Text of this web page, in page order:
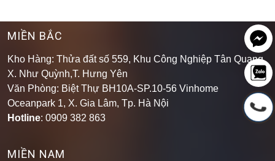
MIỀN BẮC
Kho Hàng: Thửa đất số 559, Khu Công Nghiệp Tân Quang,
X. Như Quỳnh,T. Hưng Yên
Văn Phòng: Biệt Thự BH10A-SP.10-56 Vinhome
Oceanpark 1, X. Gia Lâm, Tp. Hà Nội
Hotline: 0909 382 863
MIỀN NAM